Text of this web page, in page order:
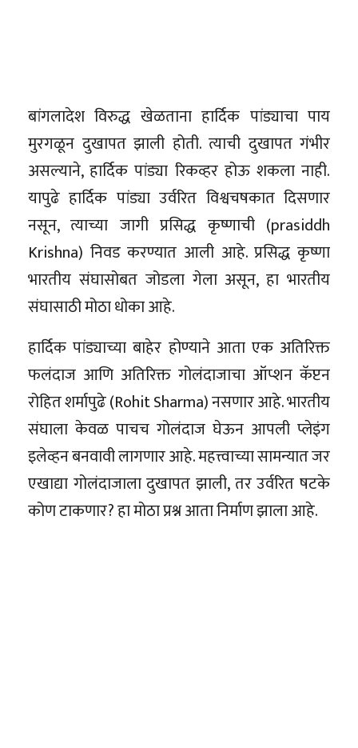
बांगलादेश विरुद्ध खेळताना हार्दिक पांड्याचा पाय
मुरगळून दुखापत झाली होती. त्याची दुखापत गंभीर
असल्याने, हार्दिक पांड्या रिकव्हर होऊ शकला नाही.
यापुढे हार्दिक पांड्या उर्वरित विश्वचषकात दिसणार
नसून, त्याच्या जागी प्रसिद्ध कृष्णाची (prasiddh
Krishna) निवड करण्यात आली आहे. प्रसिद्ध कृष्णा
भारतीय संघासोबत जोडला गेला असून, हा भारतीय
संघासाठी मोठा धोका आहे.
हार्दिक पांड्याच्या बाहेर होण्याने आता एक अतिरिक्त
फलंदाज आणि अतिरिक्त गोलंदाजाचा ऑप्शन कॅप्टन
रोहित शर्मापुढे (Rohit Sharma) नसणार आहे. भारतीय
संघाला केवळ पाचच गोलंदाज घेऊन आपली प्लेइंग
इलेव्हन बनवावी लागणार आहे. महत्त्वाच्या सामन्यात जर
एखाद्या गोलंदाजाला दुखापत झाली, तर उर्वरित षटके
कोण टाकणार? हा मोठा प्रश्न आता निर्माण झाला आहे.